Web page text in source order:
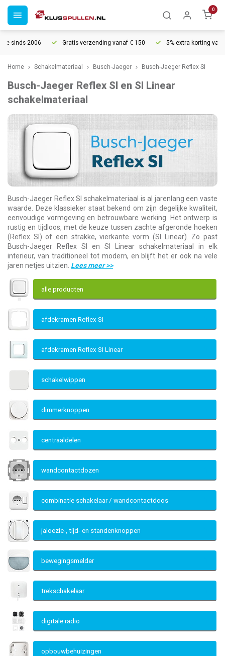
0
Gratis verzending vanaf € 150 5% extra korting vanaf € 1000
Home Schakelmateriaal Busch-Jaeger Busch-Jaeger Reflex SI
Busch-Jaeger Reflex SI en SI Linear
schakelmateriaal
Busch-Jaeger Reflex SI schakelmateriaal is al jarenlang een vaste
waarde. Deze klassieker staat bekend om zijn degelijke kwaliteit,
eenvoudige vormgeving en betrouwbare werking. Het ontwerp is
rustig en tijdloos, met de keuze tussen zachte afgeronde hoeken
(Reflex SI) of een strakke, vierkante vorm (SI Linear). Zo past
Busch-Jaeger Reflex SI en SI Linear schakelmateriaal in elk
interieur, van traditioneel tot modern, en blijft het er ook na vele
jaren netjes uitzien. Lees meer>>
alle producten
afdekramen Reflex SI
afdekramen Reflex SI Linear
schakelwippen
dimmerknoppen
centraaldelen
wandcontactdozen
combinatie schakelaar / wandcontactdoos
jaloezie-, tijd- en standenknoppen
bewegingsmelder
trekschakelaar
digitale radio
opbouwbehuizingen